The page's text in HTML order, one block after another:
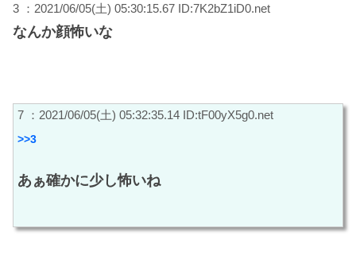
3 ：2021/06/05(土) 05:30:15.67 ID:7K2bZ1iD0.net
なんか顔怖いな
7 ：2021/06/05(土) 05:32:35.14 ID:tF00yX5g0.net
>>3
あぁ確かに少し怖いね